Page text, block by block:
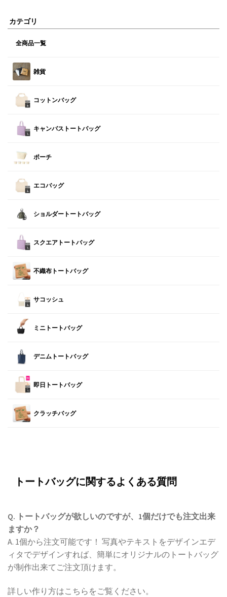
カテゴリ
全商品一覧
雑貨
コットンバッグ
キャンバストートバッグ
ポーチ
エコバッグ
ショルダートートバッグ
スクエアトートバッグ
不織布トートバッグ
サコッシュ
ミニトートバッグ
デニムトートバッグ
即日トートバッグ
クラッチバッグ
トートバッグに関するよくある質問
Q. トートバッグが欲しいのですが、1個だけでも注文出来
ますか？
A. 1個から注文可能です！ 写真やテキストをデザインエデ
ィタでデザインすれば、簡単にオリジナルのトートバッグ
が制作出来てご注文頂けます。
詳しい作り方はこちらをご覧ください。